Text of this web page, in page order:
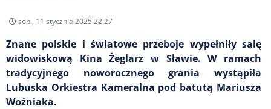
sob., 11 stycznia 2025 22:27
Znane polskie i światowe przeboje wypełniły salę
widowiskową Kina Żeglarz w Sławie. W ramach
tradycyjnego noworocznego grania wystąpiła
Lubuska Orkiestra Kameralna pod batutą Mariusza
Woźniaka.